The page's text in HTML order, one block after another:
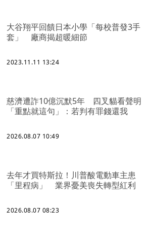
大谷翔平回饋日本小學「每校普發3手
套」 廠商揭超暖細節
2023.11.11 13:24
慈濟遭詐10億沉默5年 四叉貓看聲明
「重點就這句」：若判有罪錢還我
2026.08.07 10:49
去年才買特斯拉！川普酸電動車主患
「里程病」 業界憂美喪失轉型紅利
2026.08.07 08:23